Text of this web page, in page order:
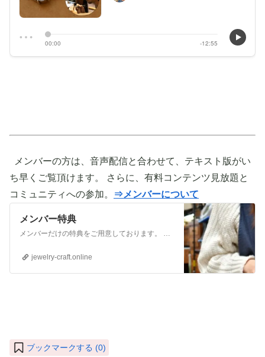
メンバーの方は、音声配信と合わせて、テキスト版がい
ち早くご覧頂けます。 さらに、有料コンテンツ見放題と
コミュニティへの参加。
⇒メンバーについて
メンバー特典
jewelry-craft.online
ブックマークする (0)